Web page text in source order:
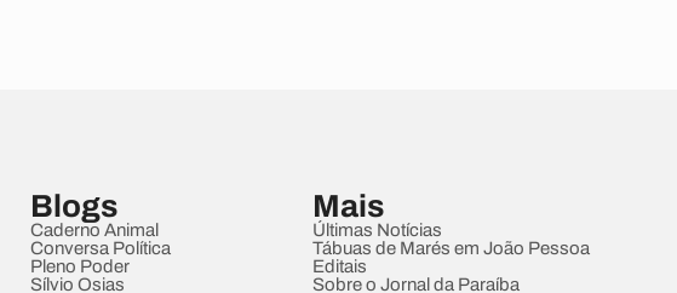
Blogs
Caderno Animal
Conversa Política
Pleno Poder
Sílvio Osias
Mais
Últimas Notícias
Tábuas de Marés em João Pessoa
Editais
Sobre o Jornal da Paraíba